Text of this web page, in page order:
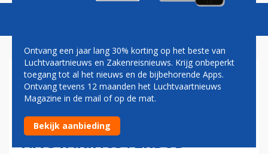
VAKBONDEN KLM-
GRONDPERSONEEL BERADEN
ZICH OP VERVOLGSTAPPEN
NA STAKINGSVERBOD
Ontvang een jaar lang 30% korting op het beste van
Luchtvaartnieuws en Zakenreisnieuws. Krijg onbeperkt
toegang tot al het nieuws en de bijbehorende Apps.
Ontvang tevens 12 maanden het Luchtvaartnieuws
Magazine in de mail of op de mat.
Bekijk aanbieding